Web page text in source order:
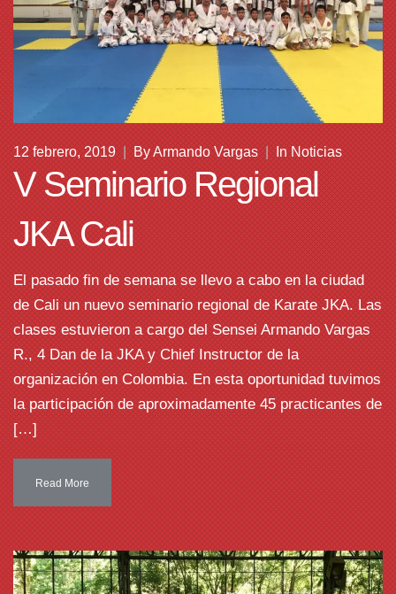
12 febrero, 2019 | ByArmando Vargas | InNoticias
V Seminario Regional
JKA Cali
El pasado fin de semana se llevo a cabo en la ciudad
de Cali un nuevo seminario regional de Karate JKA. Las
clases estuvieron a cargo del Sensei Armando Vargas
R., 4 Dan de la JKA y Chief Instructor de la
organización en Colombia. En esta oportunidad tuvimos
la participación de aproximadamente 45 practicantes de
[…]
Read More